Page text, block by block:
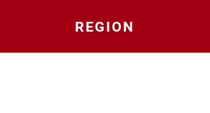
REGION